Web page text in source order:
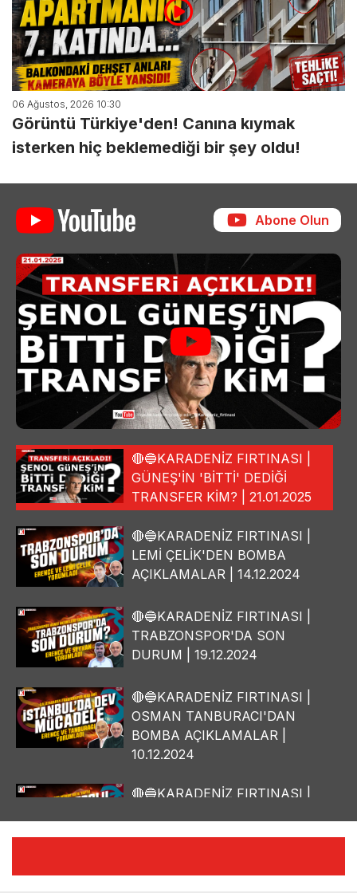
06 Ağustos, 2026 10:30
Görüntü Türkiye'den! Canına kıymak
isterken hiç beklemediği bir şey oldu!
Abone Olun
🔴🔵KARADENİZ FIRTINASI |
GÜNEŞ'İN 'BİTTİ' DEDİĞİ
TRANSFER KİM? | 21.01.2025
🔴🔵KARADENİZ FIRTINASI |
LEMİ ÇELİK'DEN BOMBA
AÇIKLAMALAR | 14.12.2024
🔴🔵KARADENİZ FIRTINASI |
TRABZONSPOR'DA SON
DURUM | 19.12.2024
🔴🔵KARADENİZ FIRTINASI |
OSMAN TANBURACI'DAN
BOMBA AÇIKLAMALAR |
10.12.2024
🔴🔵KARADENİZ FIRTINASI |
🔴🔵KARADENİZ FIRTINASI |